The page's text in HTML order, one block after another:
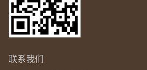
联系我们